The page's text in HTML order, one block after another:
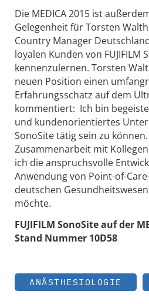
Die MEDICA 2015 ist
Gelegenheit für Torsten
Country Manager
loyalen Kunden von FUJIFILM
kennenzulernen. Torsten
neuen Position einen
Erfahrungsschatz auf dem
kommentiert: Ich bin
und kundenorientiertes
SonoSite tätig sein zu
Zusammenarbeit mit
ich die anspruchsvolle
Anwendung von Point-of-
deutschen
möchte.
FUJIFILM SonoSite auf der
Stand Nummer 10D58
ANÄSTHESIOLOGIE